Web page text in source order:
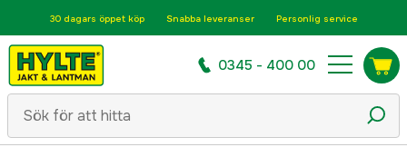
30 dagars öppet köp Snabba leveranser Personlig service
0345 - 400 00